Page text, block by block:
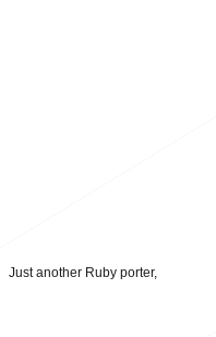
Just another Ruby porter,